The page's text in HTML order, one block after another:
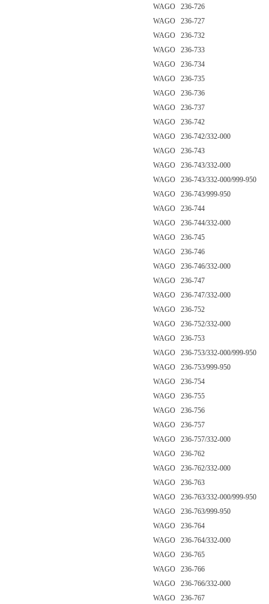
WAGO 236-726
WAGO 236-727
WAGO 236-732
WAGO 236-733
WAGO 236-734
WAGO 236-735
WAGO 236-736
WAGO 236-737
WAGO 236-742
WAGO 236-742/332-000
WAGO 236-743
WAGO 236-743/332-000
WAGO 236-743/332-000/999-950
WAGO 236-743/999-950
WAGO 236-744
WAGO 236-744/332-000
WAGO 236-745
WAGO 236-746
WAGO 236-746/332-000
WAGO 236-747
WAGO 236-747/332-000
WAGO 236-752
WAGO 236-752/332-000
WAGO 236-753
WAGO 236-753/332-000/999-950
WAGO 236-753/999-950
WAGO 236-754
WAGO 236-755
WAGO 236-756
WAGO 236-757
WAGO 236-757/332-000
WAGO 236-762
WAGO 236-762/332-000
WAGO 236-763
WAGO 236-763/332-000/999-950
WAGO 236-763/999-950
WAGO 236-764
WAGO 236-764/332-000
WAGO 236-765
WAGO 236-766
WAGO 236-766/332-000
WAGO 236-767